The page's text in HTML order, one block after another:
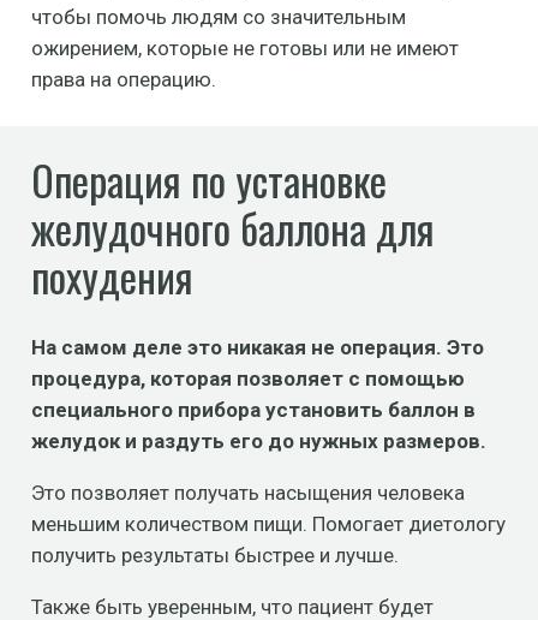
чтобы помочь людям со значительным
ожирением, которые не готовы или не имеют
права на операцию.
Операция по установке
желудочного баллона для
похудения
На самом деле это никакая не операция. Это
процедура, которая позволяет с помощью
специального прибора установить баллон в
желудок и раздуть его до нужных размеров.
Это позволяет получать насыщения человека
меньшим количеством пищи. Помогает диетологу
получить результаты быстрее и лучше.
Также быть уверенным, что пациент будет